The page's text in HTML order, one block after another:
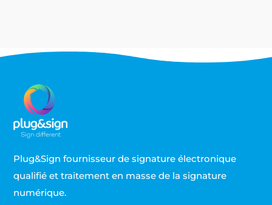
Plug&Sign fournisseur de signature électronique
qualifié et traitement en masse de la signature
numérique.